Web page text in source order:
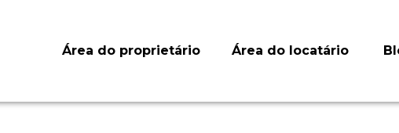
Área do proprietário Área do locatário